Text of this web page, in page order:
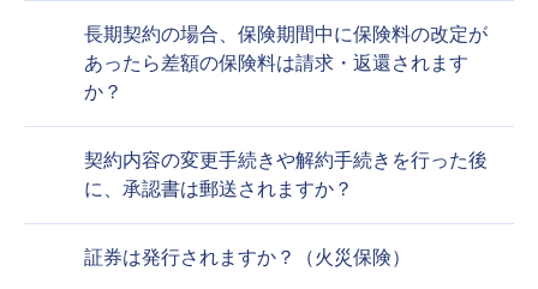
長期契約の場合、保険期間中に保険料の改定が
あったら差額の保険料は請求・返還されます
か？
契約内容の変更手続きや解約手続きを行った後
に、承認書は郵送されますか？
証券は発行されますか？（火災保険）